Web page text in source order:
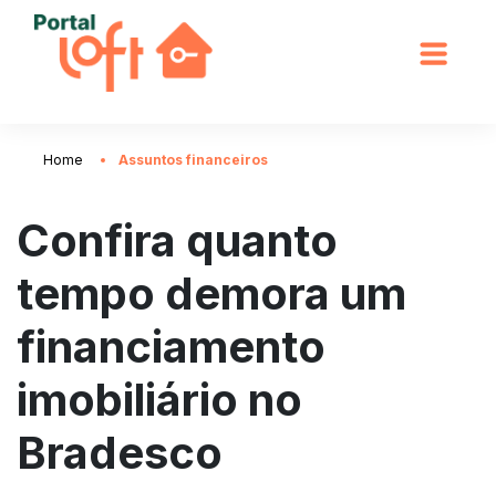
Home Assuntos financeiros
Confira quanto
tempo demora um
financiamento
imobiliário no
Bradesco